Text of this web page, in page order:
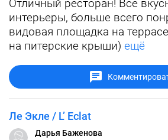
Отличный ресторан! Все
интерьеры, больше всего
видовая площадка на
на питерские крыши) ещё
Ле Экле / L’ Eclat
Дарья Баженова